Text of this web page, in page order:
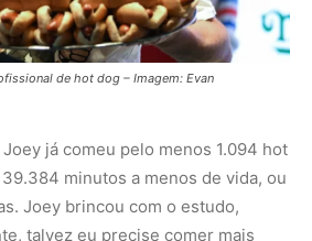
alimentares tem razão. O
que comer alimentos como
assado e arroz com feijão
e 15 minutos à sua vida.
também descobriu que
amendoim com geleia estão
a mais de vida saudável e feliz.